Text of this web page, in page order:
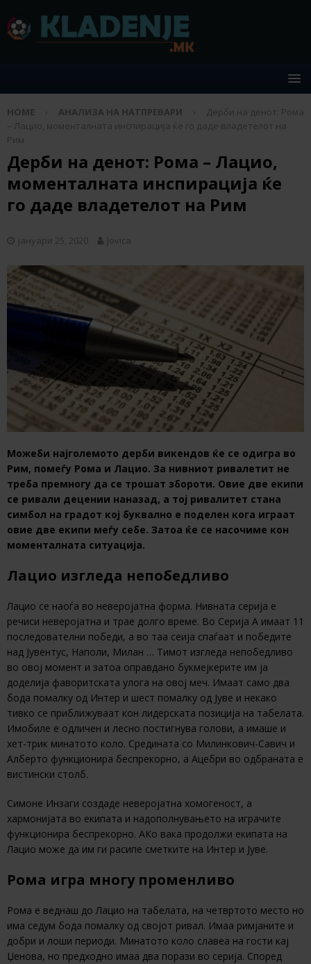
HOME АНАЛИЗА НА НАТПРЕВАРИ
Дерби на денот: Рома
– Лацио, моменталната инспирација ќе го даде владетелот на
Рим
Дерби на денот: Рома – Лацио,
моменталната инспирација ќе
го даде владетелот на Рим
јануари 25, 2020 Jovica
Можеби најголемото дерби викендов ќе се одигра во
Рим, помеѓу Рома и Лацио. За нивниот ривалетит не
треба премногу да се трошат збороти. Овие две екипи
се ривали децении наназад, а тој ривалитет стана
симбол на градот кој буквално е поделен кога играат
овие две екипи меѓу себе. Затоа ќе се насочиме кон
моменталната ситуација.
Лацио изгледа непобедливо
Лацио се наоѓа во неверојатна форма. Нивната серија е
речиси неверојатна и трае долго време. Во Серија А имаат 11
последователни победи, а во таа сеија спаѓаат и победите
над Јувентус, Наполи, Милан … Тимот изгледа непобедливо
во овој момент и затоа оправдано букмејкерите им ја
доделија фаворитската улога на овој меч. Имаат само два
бода помалку од Интер и шест помалку од Јуве и некако
тивко се приближуваат кон лидерската позиција на табелата.
Имобиле е одличен и лесно постигнува голови, а имаше и
хет-трик минатото коло. Средината со Милинкович-Савич и
Алберто функционира беспрекорно, а Ацебри во одбраната е
вистински столб.
Симоне Инзаги создаде неверојатна хомогеност, а
хармонијата во екипата и надополнувањето на играчите
функционира беспрекорно. АКо вака продолжи екипата на
Лацио може да им ги расипе сметките на Интер и Јуве.
Рома игра многу променливо
Рома е веднаш до Лацио на табелата, на четвртото место но
има седум бода помалку од својот ривал. Имаа римјаните и
добри и лоши периоди. Минатото коло славеа на гости кај
Џенова, но предходно имаа два порази во серија. Според